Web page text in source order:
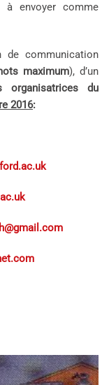
à envoyer comme
de communication
maximum), d’un
organisatrices du
2016: